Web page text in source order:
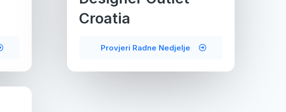
Croatia
Provjeri Radne Nedjelje